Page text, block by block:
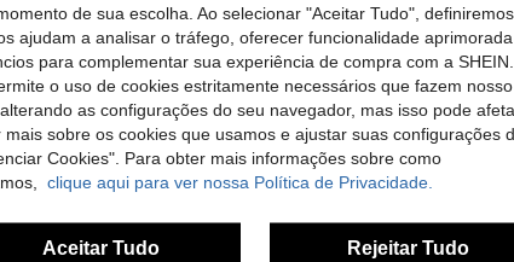
Útil (0)
de sua escolha. Ao selecionar "Aceitar Tudo", definiremos
ajudam a analisar o tráfego, oferecer funcionalidade
para complementar sua experiência de compra com a
o uso de cookies estritamente necessários que fazem
as configurações do seu navegador, mas isso pode
sobre os cookies que usamos e ajustar suas configurações
Cookies". Para obter mais informações sobre como
clique aqui para ver nossa Política de Privacidade.
Aceitar Tudo Rejeitar Tudo